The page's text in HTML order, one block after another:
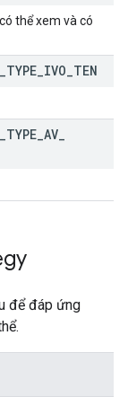
thể xem và có
TYPE IVO TEN
TYPE AV
để đáp ứng